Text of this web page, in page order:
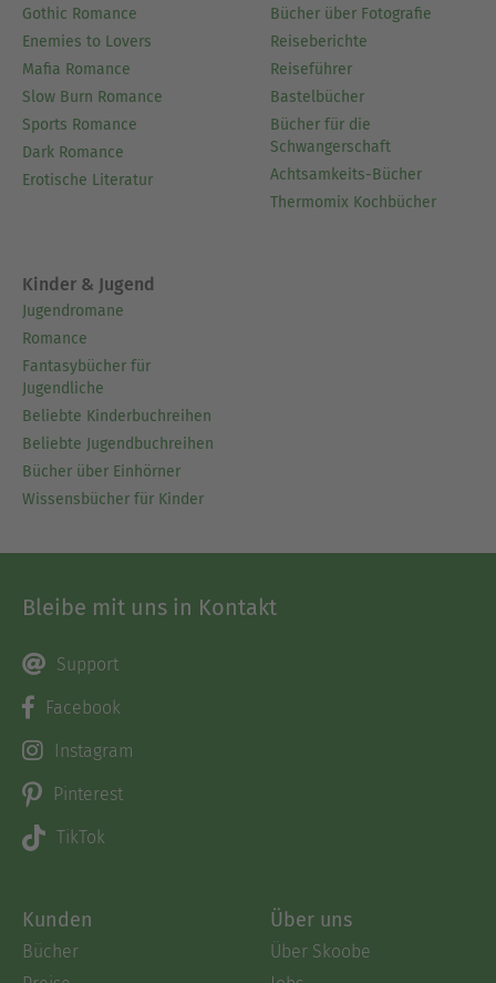
Gothic Romance
Enemies to Lovers
Mafia Romance
Slow Burn Romance
Sports Romance
Dark Romance
Erotische Literatur
Bücher über Fotografie
Reiseberichte
Reiseführer
Bastelbücher
Bücher für die
Schwangerschaft
Achtsamkeits-Bücher
Thermomix Kochbücher
Kinder & Jugend
Jugendromane
Romance
Fantasybücher für
Jugendliche
Beliebte Kinderbuchreihen
Beliebte Jugendbuchreihen
Bücher über Einhörner
Wissensbücher für Kinder
Bleibe mit uns in Kontakt
Support
Facebook
Instagram
Pinterest
TikTok
Kunden
Bücher
Über uns
Über Skoobe